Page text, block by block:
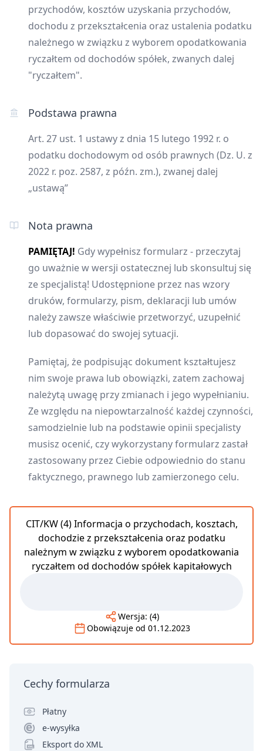
przychodów, kosztów uzyskania przychodów,
dochodu z przekształcenia oraz ustalenia podatku
należnego w związku z wyborem opodatkowania
ryczałtem od dochodów spółek, zwanych dalej
"ryczałtem".
Podstawa prawna
Art. 27 ust. 1 ustawy z dnia 15 lutego 1992 r. o
podatku dochodowym od osób prawnych (Dz. U. z
2022 r. poz. 2587, z późn. zm.), zwanej dalej
„ustawą”
Nota prawna
PAMIĘTAJ! Gdy wypełnisz formularz - przeczytaj
go uważnie w wersji ostatecznej lub skonsultuj się
ze specjalistą! Udostępnione przez nas wzory
druków, formularzy, pism, deklaracji lub umów
należy zawsze właściwie przetworzyć, uzupełnić
lub dopasować do swojej sytuacji.
Pamiętaj, że podpisując dokument kształtujesz
nim swoje prawa lub obowiązki, zatem zachowaj
należytą uwagę przy zmianach i jego wypełnianiu.
Ze względu na niepowtarzalność każdej czynności,
samodzielnie lub na podstawie opinii specjalisty
musisz ocenić, czy wykorzystany formularz zastał
zastosowany przez Ciebie odpowiednio do stanu
faktycznego, prawnego lub zamierzonego celu.
CIT/KW (4) Informacja o przychodach, kosztach,
dochodzie z przekształcenia oraz podatku
należnym w związku z wyborem opodatkowania
ryczałtem od dochodów spółek kapitałowych
Wersja: (4)
Obowiązuje od 01.12.2023
Cechy formularza
Płatny
e-wysyłka
Eksport do XML